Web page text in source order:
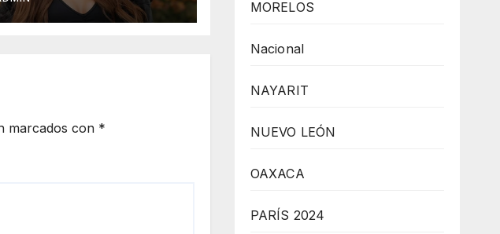
marcados con *
MORELOS
Nacional
NAYARIT
NUEVO LEÓN
OAXACA
PARÍS 2024